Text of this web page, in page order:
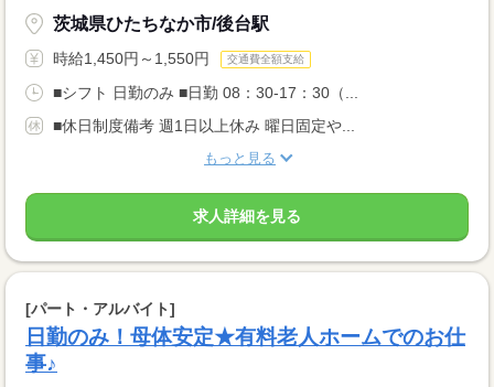
茨城県ひたちなか市/後台駅
時給1,450円～1,550円 交通費全額支給
■シフト 日勤のみ ■日勤 08：30-17：30（...
■休日制度備考 週1日以上休み 曜日固定や...
もっと見る
求人詳細を見る
[パート・アルバイト]
日勤のみ！母体安定★有料老人ホームでのお仕
事♪